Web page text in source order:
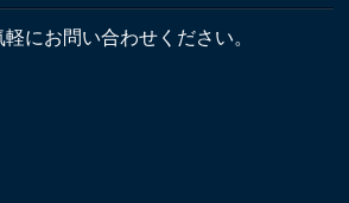
にお問い合わせください。